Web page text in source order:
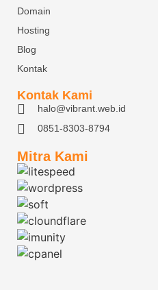
Domain
Hosting
Blog
Kontak
Kontak Kami
halo@vibrant.web.id
0851-8303-8794
Mitra Kami